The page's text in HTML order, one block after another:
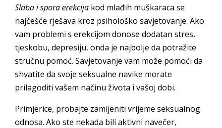
Slaba i spora erekcija kod mlađih muškaraca se
najčešće rješava kroz psihološko savjetovanje. Ako
vam problemi s erekcijom donose dodatan stres,
tjeskobu, depresiju, onda je najbolje da potražite
stručnu pomoć. Savjetovanje vam može pomoći da
shvatite da svoje seksualne navike morate
prilagoditi vašem načinu života i vašoj dobi.
Primjerice, probajte zamijeniti vrijeme seksualnog
odnosa. Ako ste nekada bili aktivni navečer,